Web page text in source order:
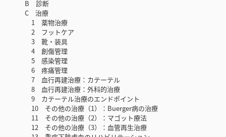
B 診断
C 治療
1 薬物治療
2 フットケア
3 靴・装具
4 創傷管理
5 感染管理
6 疼痛管理
7 血行再建治療：カテーテル
8 血行再建治療：外科的治療
9 カテーテル治療のエンドポイント
10 その他の治療（1）：Buerger病の治療
11 その他の治療（2）：マゴット療法
12 その他の治療（3）：血管再生治療